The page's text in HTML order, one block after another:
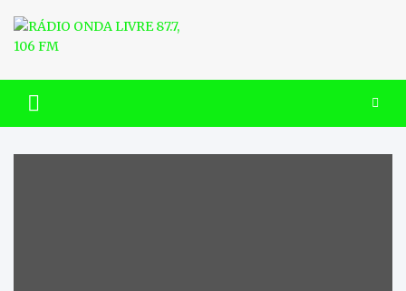
content
RÁDIO ONDA LIVRE 87.7, 106
FM